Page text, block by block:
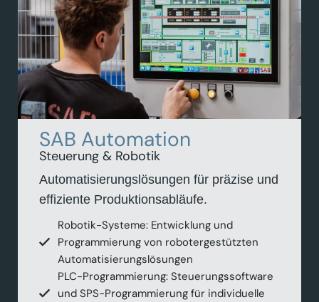
SAB Automation
Steuerung & Robotik
Automatisierungslösungen für präzise und
effiziente Produktionsabläufe.
Robotik-Systeme: Entwicklung und
Programmierung von robotergestützten
Automatisierungslösungen
PLC-Programmierung: Steuerungssoftware
und SPS-Programmierung für individuelle